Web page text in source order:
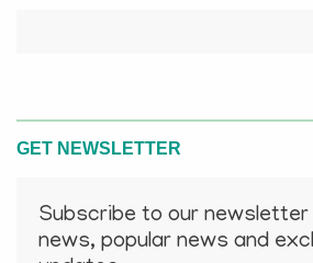
GET NEWSLETTER
Subscribe to our
news, popular news and